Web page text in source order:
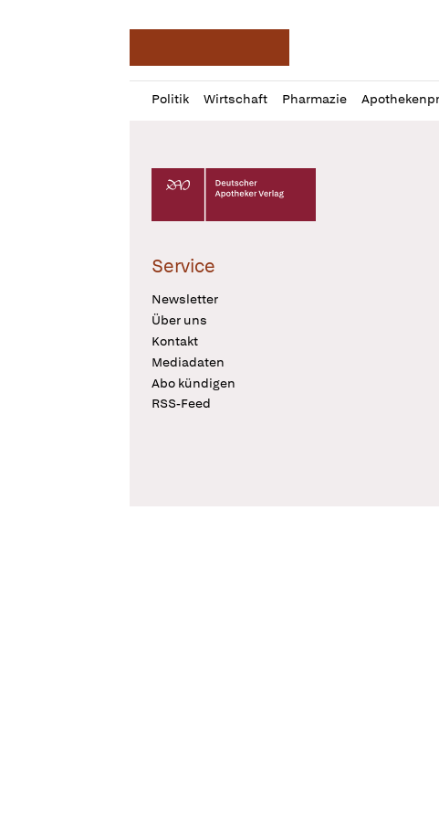
Politik Wirtschaft Pharmazie
Profil
öffnen
Daz
Pur
Deutscher Apotheker Verlag Logo
Service
Newsletter
Über uns
Kontakt
Mediadaten
Abo kündigen
RSS-Feed